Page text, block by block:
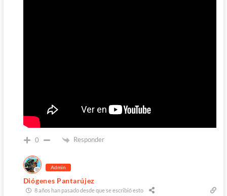
0 Responder
Admin
Diógenes Pantarújez
8 años han pasado desde que se escribió esto